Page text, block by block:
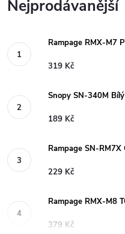
Nejprodávanější
Rampage RMX-M7
319 Kč
Snopy SN-340M Bílý
189 Kč
Rampage SN-RM7X
229 Kč
Rampage RMX-M8
379 Kč